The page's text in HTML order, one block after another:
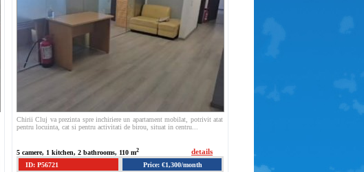
Chirii Cluj va prezinta spre inchiriere un apartament mobilat, potrivit atat
pentru locuinta, cat si pentru activitati de birou, situat in centru...
5 camere, 1 kitchen, 2 bathrooms, 110 m2 details
ID: P56721 Price: €1,300/month